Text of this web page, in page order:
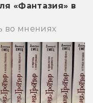
«Фантазия» в
во мнениях